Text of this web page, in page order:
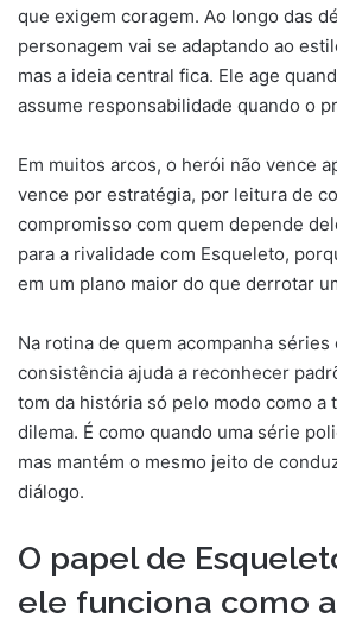
que exigem coragem. Ao longo das
personagem vai se adaptando ao
mas a ideia central fica. Ele age
assume responsabilidade quando o
Em muitos arcos, o herói não vence
vence por estratégia, por leitura de
compromisso com quem depende
para a rivalidade com Esqueleto,
em um plano maior do que derrotar
Na rotina de quem acompanha
consistência ajuda a reconhecer
tom da história só pelo modo como a
dilema. É como quando uma série
mas mantém o mesmo jeito de
diálogo.
O papel de
ele funciona como